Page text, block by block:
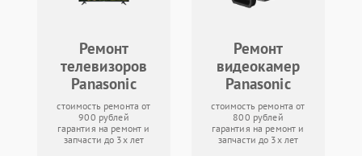
Ремонт
телевизоров
Panasonic
стоимость ремонта от
900 рублей
гарантия на ремонт и
запчасти до 3х лет
Ремонт
видеокамер
Panasonic
стоимость ремонта от
800 рублей
гарантия на ремонт и
запчасти до 3х лет